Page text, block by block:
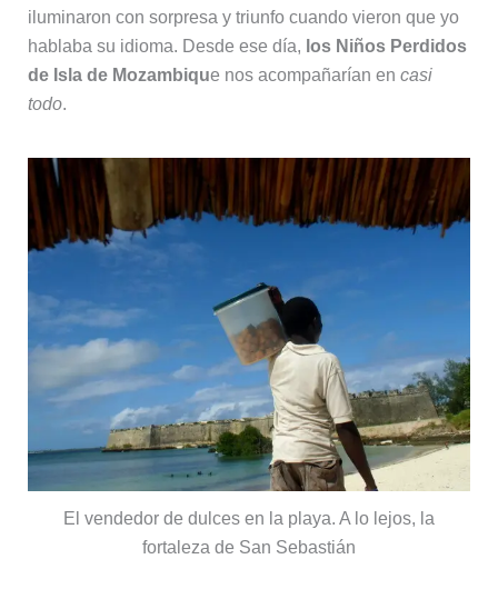
iluminaron con sorpresa y triunfo cuando vieron que yo
hablaba su idioma. Desde ese día, los Niños Perdidos
de Isla de Mozambique nos acompañarían en casi
todo.
El vendedor de dulces en la playa. A lo lejos, la
fortaleza de San Sebastián